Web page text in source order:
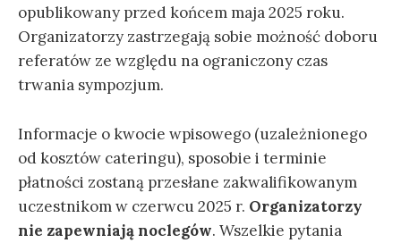
opublikowany przed końcem maja 2025 roku.
Organizatorzy zastrzegają sobie możność doboru
referatów ze względu na ograniczony czas
trwania sympozjum.
Informacje o kwocie wpisowego (uzależnionego
od kosztów cateringu), sposobie i terminie
płatności zostaną przesłane zakwalifikowanym
uczestnikom w czerwcu 2025 r. Organizatorzy
nie zapewniają noclegów. Wszelkie pytania